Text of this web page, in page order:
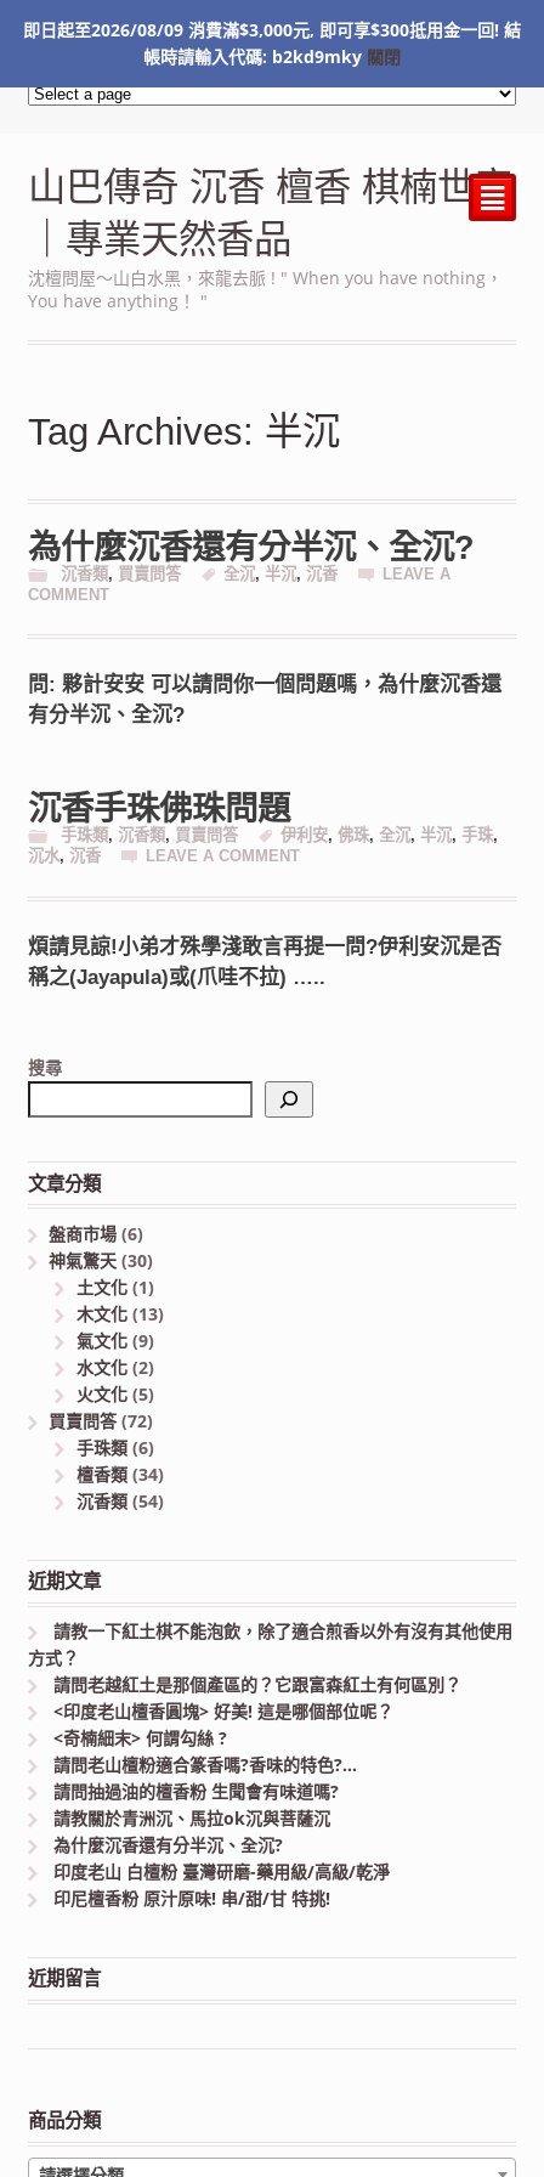
山巴傳奇 沉香 檀香 棋楠世家
｜專業天然香品
沈檀問屋～山白水黑，來龍去脈 ! " When you have nothing，
You have anything！ "
²
Tag Archives: 半沉
為什麼沉香還有分半沉、全沉?
沉香類, 買賣問答 全沉, 半沉, 沉香
LEAVE A
COMMENT
問: 夥計安安 可以請問你一個問題嗎，為什麼沉香還
有分半沉、全沉?
沉香手珠佛珠問題
手珠類, 沉香類, 買賣問答 伊利安, 佛珠, 全沉, 半沉, 手珠,
沉水, 沉香 LEAVE A COMMENT
煩請見諒!小弟才殊學淺敢言再提一問?伊利安沉是否
稱之(Jayapula)或(爪哇不拉) …..
搜尋
文章分類
盤商市場 (6)
神氣驚天 (30)
土文化(1)
木文化(13)
氣文化(9)
水文化(2)
火文化(5)
買賣問答(72)
手珠類(6)
檀香類(34)
沉香類(54)
近期文章
請教一下紅土棋不能泡飲，除了適合煎香以外有沒有其他使用
方式？
請問老越紅土是那個產區的？它跟富森紅土有何區別？
<印度老山檀香圓塊> 好美! 這是哪個部位呢？
<奇楠細末> 何謂勾絲 ?
請問老山檀粉適合篆香嗎?香味的特色?…
請問抽過油的檀香粉 生聞會有味道嗎?
請教關於青洲沉、馬拉ok沉與菩薩沉
為什麼沉香還有分半沉、全沉?
印度老山 白檀粉 臺灣研磨-藥用級/高級/乾淨
印尼檀香粉 原汁原味! 串/甜/甘 特挑!
近期留言
商品分類
即日起至2026/08/09 消費滿$3,000元, 即可享$300抵用金一回! 結
帳時請輸入代碼: b2kd9mky 關閉